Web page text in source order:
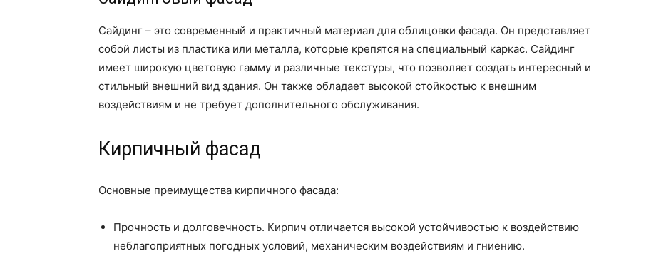
Сайдинг – это современный и практичный материал для облицовки фасада. Он представляет
собой листы из пластика или металла, которые крепятся на специальный каркас. Сайдинг
имеет широкую цветовую гамму и различные текстуры, что позволяет создать интересный и
стильный внешний вид здания. Он также обладает высокой стойкостью к внешним
воздействиям и не требует дополнительного обслуживания.
Кирпичный фасад
Основные преимущества кирпичного фасада:
Прочность и долговечность. Кирпич отличается высокой устойчивостью к воздействию
неблагоприятных погодных условий, механическим воздействиям и гниению.